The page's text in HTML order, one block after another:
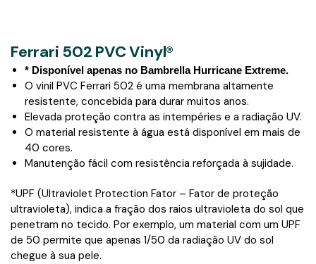
Ferrari 502 PVC Vinyl®
* Disponível apenas no Bambrella Hurricane Extreme.
O vinil PVC Ferrari 502 é uma membrana altamente
resistente, concebida para durar muitos anos.
Elevada proteção contra as intempéries e a radiação UV.
O material resistente à água está disponível em mais de
40 cores.
Manutenção fácil com resistência reforçada à sujidade.
*UPF (Ultraviolet Protection Fator – Fator de proteção
ultravioleta), indica a fração dos raios ultravioleta do sol que
penetram no tecido. Por exemplo, um material com um UPF
de 50 permite que apenas 1/50 da radiação UV do sol
chegue à sua pele.